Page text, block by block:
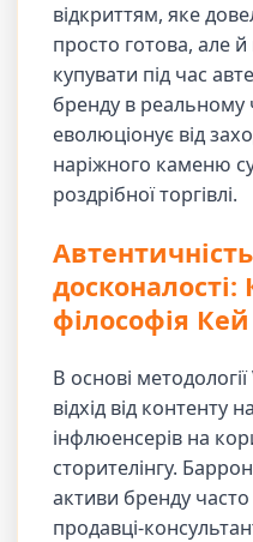
відкриттям, яке
просто готова, але
купувати під час
бренду в реальному
еволюціонує від
наріжного каменю
роздрібної торгівлі.
філософія
В основі
відхід від контенту
інфлюенсерів на
сторителінгу.
активи бренду
продавці-